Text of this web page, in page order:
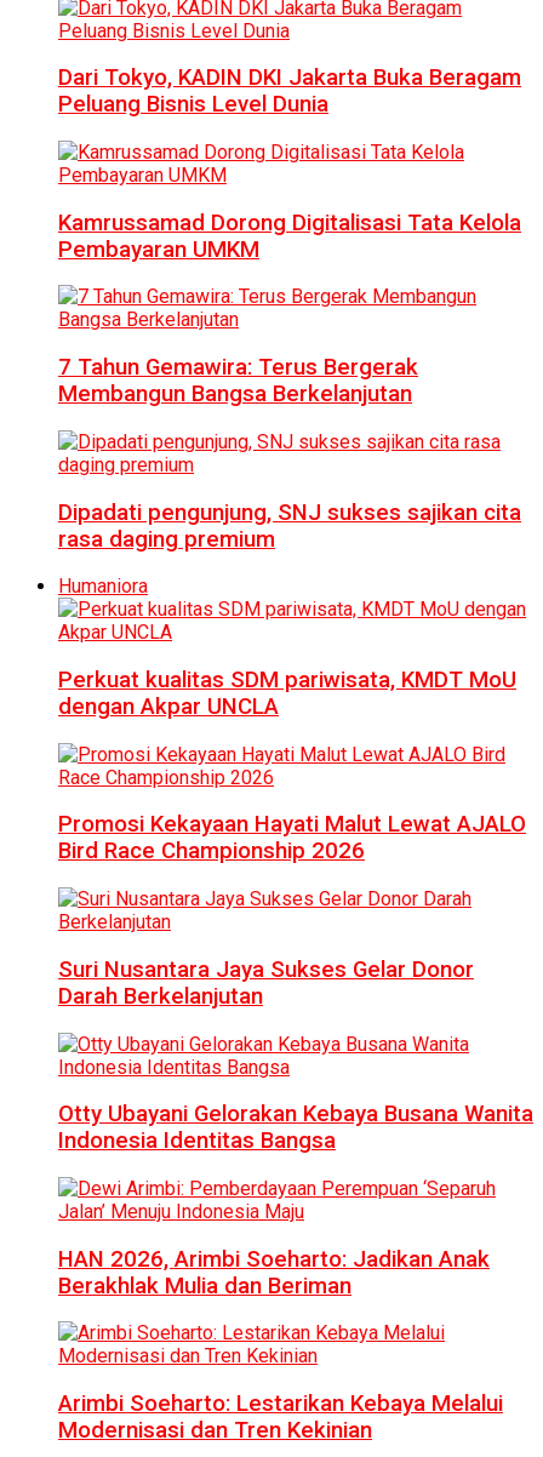
Dari Tokyo, KADIN DKI Jakarta Buka Beragam
Peluang Bisnis Level Dunia
Kamrussamad Dorong Digitalisasi Tata Kelola
Pembayaran UMKM
7 Tahun Gemawira: Terus Bergerak
Membangun Bangsa Berkelanjutan
Dipadati pengunjung, SNJ sukses sajikan cita
rasa daging premium
Humaniora
Perkuat kualitas SDM pariwisata, KMDT MoU
dengan Akpar UNCLA
Promosi Kekayaan Hayati Malut Lewat AJALO
Bird Race Championship 2026
Suri Nusantara Jaya Sukses Gelar Donor
Darah Berkelanjutan
Otty Ubayani Gelorakan Kebaya Busana Wanita
Indonesia Identitas Bangsa
HAN 2026, Arimbi Soeharto: Jadikan Anak
Berakhlak Mulia dan Beriman
Arimbi Soeharto: Lestarikan Kebaya Melalui
Modernisasi dan Tren Kekinian